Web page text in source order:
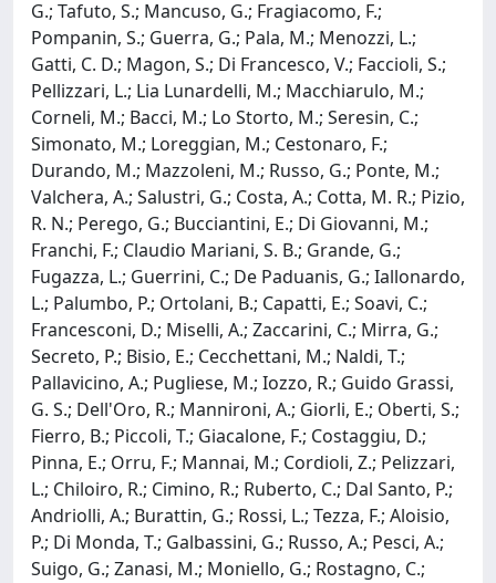
G.; Tafuto, S.; Mancuso, G.; Fragiacomo, F.;
Pompanin, S.; Guerra, G.; Pala, M.; Menozzi, L.;
Gatti, C. D.; Magon, S.; Di Francesco, V.; Faccioli, S.;
Pellizzari, L.; Lia Lunardelli, M.; Macchiarulo, M.;
Corneli, M.; Bacci, M.; Lo Storto, M.; Seresin, C.;
Simonato, M.; Loreggian, M.; Cestonaro, F.;
Durando, M.; Mazzoleni, M.; Russo, G.; Ponte, M.;
Valchera, A.; Salustri, G.; Costa, A.; Cotta, M. R.; Pizio,
R. N.; Perego, G.; Bucciantini, E.; Di Giovanni, M.;
Franchi, F.; Claudio Mariani, S. B.; Grande, G.;
Fugazza, L.; Guerrini, C.; De Paduanis, G.; Iallonardo,
L.; Palumbo, P.; Ortolani, B.; Capatti, E.; Soavi, C.;
Francesconi, D.; Miselli, A.; Zaccarini, C.; Mirra, G.;
Secreto, P.; Bisio, E.; Cecchettani, M.; Naldi, T.;
Pallavicino, A.; Pugliese, M.; Iozzo, R.; Guido Grassi,
G. S.; Dell'Oro, R.; Mannironi, A.; Giorli, E.; Oberti, S.;
Fierro, B.; Piccoli, T.; Giacalone, F.; Costaggiu, D.;
Pinna, E.; Orru, F.; Mannai, M.; Cordioli, Z.; Pelizzari,
L.; Chiloiro, R.; Cimino, R.; Ruberto, C.; Dal Santo, P.;
Andriolli, A.; Burattin, G.; Rossi, L.; Tezza, F.; Aloisio,
P.; Di Monda, T.; Galbassini, G.; Russo, A.; Pesci, A.;
Suigo, G.; Zanasi, M.; Moniello, G.; Rostagno, C.;